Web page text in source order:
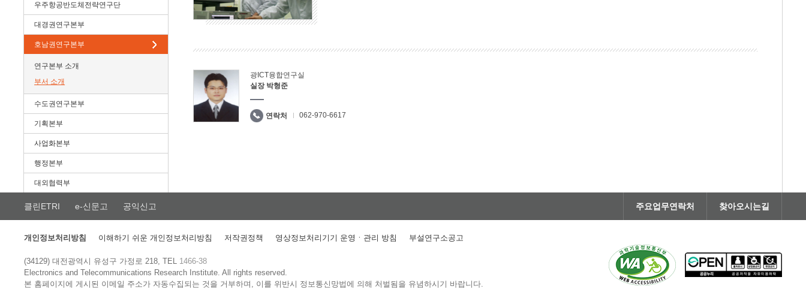
우주항공반도체전략연구단
대경권연구본부
호남권연구본부
연구본부 소개
부서 소개
수도권연구본부
기획본부
사업화본부
행정본부
대외협력부
광ICT융합연구실
실장 박형준
연락처 062-970-6617
클린ETRI e-신문고 공익신고 주요업무연락처 찾아오시는길
개인정보처리방침 이해하기 쉬운 개인정보처리방침 저작권정책 영상정보처리기기 운영ㆍ관리 방침 부설연구소공고
(34129) 대전광역시 유성구 가정로 218, TEL 1466-38
Electronics and Telecommunications Research Institute.All rights reserved.
본 홈페이지에 게시된 이메일 주소가 자동수집되는 것을 거부하며, 이를 위반시 정보통신망법에 의해 처벌됨을 유념하시기 바랍니다.